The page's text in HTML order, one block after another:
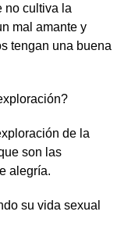
no cultiva la
mal amante y
tengan una buena
de la
son las
alegría.
su vida sexual